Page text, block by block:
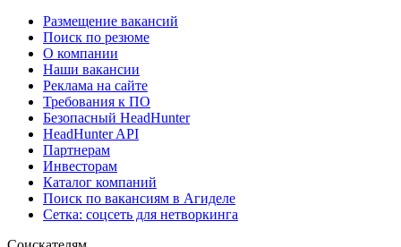
Размещение вакансий
Поиск по резюме
О компании
Наши вакансии
Реклама на сайте
Требования к ПО
Безопасный HeadHunter
HeadHunter API
Партнерам
Инвесторам
Каталог компаний
Поиск по вакансиям в Агиделе
Сетка: соцсеть для нетворкинга